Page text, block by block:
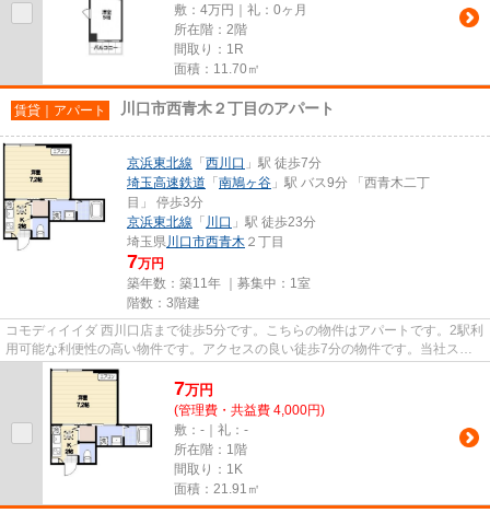
敷：4万円｜礼：0ヶ月
所在階：2階
間取り：1R
面積：11.70㎡
賃貸｜アパート 川口市西青木２丁目のアパート
京浜東北線 「 西川口 」駅 徒歩7分
埼玉高速鉄道 「 南鳩ヶ谷 」駅 バス9分 「西青木二丁
目」 停歩3分
京浜東北線 「 川口 」駅 徒歩23分
埼玉県川口市西青木 ２丁目
7万円
築年数：築11年 ｜募集中： 1室
階数：3階建
コモディイイダ 西川口店まで徒歩5分です。こちらの物件はアパートです。2駅利
用可能な利便性の高い物件です。アクセスの良い徒歩7分の物件です。当社スタ
ッフが地域の賃貸情報をご提...
7万円
(管理費・共益費 4,000円)
敷：-｜礼：-
所在階：1階
間取り：1K
面積：21.91㎡